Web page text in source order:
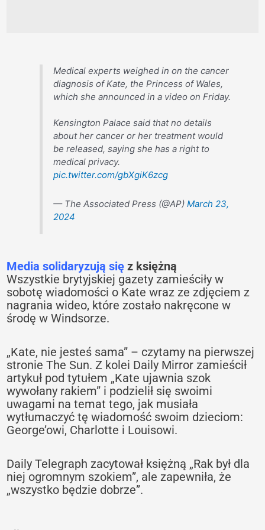
Medical experts weighed in on the cancer
diagnosis of Kate, the Princess of Wales,
which she announced in a video on Friday.
Kensington Palace said that no details
about her cancer or her treatment would
be released, saying she has a right to
medical privacy.
pic.twitter.com/gbXgiK6zcg
— The Associated Press (@AP) March 23,
2024
Media solidaryzują się z księżną
Wszystkie brytyjskiej gazety zamieściły w
sobotę wiadomości o Kate wraz ze zdjęciem z
nagrania wideo, które zostało nakręcone w
środę w Windsorze.
„Kate, nie jesteś sama” – czytamy na pierwszej
stronie The Sun. Z kolei Daily Mirror zamieścił
artykuł pod tytułem „Kate ujawnia szok
wywołany rakiem” i podzielił się swoimi
uwagami na temat tego, jak musiała
wytłumaczyć tę wiadomość swoim dzieciom:
George’owi, Charlotte i Louisowi.
Daily Telegraph zacytował księżną „Rak był dla
niej ogromnym szokiem”, ale zapewniła, że
„wszystko będzie dobrze”.